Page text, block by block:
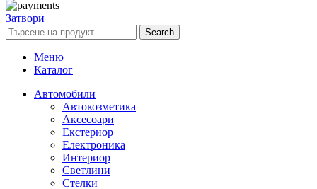
Затвори
Search
Меню
Каталог
Автомобили
Автокозметика
Аксесоари
Екстериор
Електроника
Интериор
Светлини
Стелки